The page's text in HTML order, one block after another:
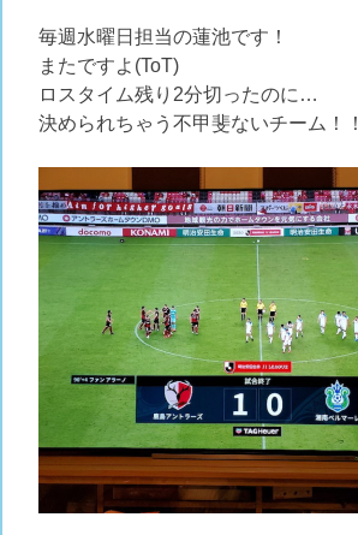
毎週水曜日担当の蓮池です！
またですよ(ToT)
ロスタイム残り2分切ったのに…
決められちゃう不甲斐ないチーム！！